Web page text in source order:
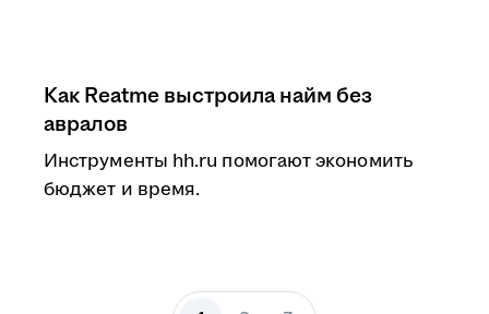
Как Reatme выстроила найм без
авралов
Инструменты hh.ru помогают экономить
бюджет и время.